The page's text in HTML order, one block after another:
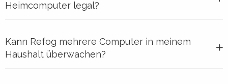
Heimcomputer legal?
Kann Refog mehrere Computer in meinem
Haushalt überwachen?